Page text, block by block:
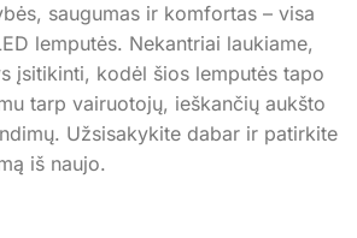
saugumas ir komfortas – visa
lemputės. Nekantriai laukiame,
įsitikinti, kodėl šios lemputės tapo
tarp vairuotojų, ieškančių aukšto
Užsisakykite dabar ir patirkite
iš naujo.